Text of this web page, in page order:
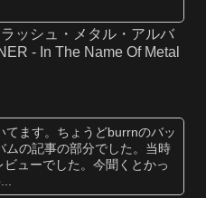
ッシュ・メタル・アルバ
- In The Name Of Metal
てます。ちょうどburrnのバッ
ムの記事の部分でした。当時
ューでした。今聞くとかっ